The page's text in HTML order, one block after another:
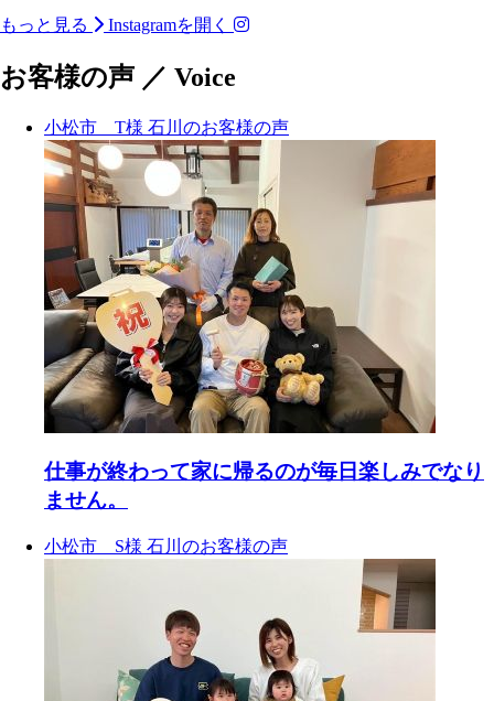
_______________________
__________________
明日は、この住まいで特
にこだわったポイントを
詳しくご紹介します。
い！
_______________________
__________________
リフォームのご相談はも
ちろんの事、
補助金や住まいに関する
お困り事など、お気軽に
お申し付けいただきたく
思います。
#喜多ハウジング #リフォ
ーム #平屋リノベーション
#住まいづくり #施工事例
___ 𝗔𝗯𝗼𝘂𝘁 𝘂𝘀
_______________________
_______
喜多ハウジング株式会社
福井県・石川県・富山県
でリフォーム一筋
@kitahousing_design
𝖲𝗍𝖺𝖿𝖿：
@kitahousing_recruit
𝗈𝗉𝖾𝗇：9:00〜17:00
_______________________
___________________
完成見学会
家。今では『住みたい』
と言われる古民家になり
受け継いだ祖父の家。
長い年月を重ねた住まい
には、
思い出や家族の歴史がた
くさん残っていました。
しかし、 深刻な雨漏れや
蟻害、 傷みが進んだ外
壁、 夏の暑さと冬の寒さ
など、
これから暮らしていくに
は多くの課題もありまし
た。
今回のリノベーションで
は、
築100年の趣ある佇まきを
大切に残しながら、
耐久性・断熱性・家事動
線を見直し、
家族みんなが快適に暮ら
せる住まいへ。
そんなリノベーションの
魅力を、 ぜひ現地でご体
場所：石川県小松市松梨
町乙53-1
___ 𝗔𝗯𝗼𝘂𝘁 𝘂𝘀
______________________
喜多ハウジング株式会社
福井県・石川県・富山県
大屋根の佇まいに白壁と
落ち着いたこげ茶色のコ
ントラストの外観。「ワ
クノウチ」の小屋裏まで
望む開放的な吹き抜けは
軽にお申し付けいただき
たく思います。是非一度
モデルハウスに遊びに来
てください。
#kitah_kominka
___ 𝗔𝗯𝗼𝘂𝘁 𝘂𝘀
喜多ハウジング株式会社
𝖲𝗍𝖺𝖿𝖿：
@kitahousing_recruit
𝗈𝗉𝖾𝗇：9:00〜17:00
𝖼𝗅𝗈𝗌𝖾：水曜｜日曜｜祝日
ン
_____________
築100年の古民家再生| 富
富山らしい「アズマダ
チ」の古民家、風格ある
大屋根の佇まいに白壁と
落ち着いたこげ茶色のコ
ントラストの外観。「ワ
クノウチ」の小屋裏まで
望む開放的な吹き抜けは
圧巻です。
築100年超の古民家がしつ
らえ、趣を活かし新しく
生まれ変わりました。
リフォームのご相談はも
ちろんの事、住まいに関
するお困り事など、お気
軽にお申し付けいただき
たく思います。是非一度
モデルハウスに遊びに来
てください。
#kitah_kominka
______________________
喜多ハウジング株式会社
福井県・石川県・富山県
𝖥𝗈𝗅𝗅𝗈𝗐 :
@kitahousing_design
_______________________
ン
築100年の古民家再生| 富
富山らしい「アズマダ
チ」の古民家、風格ある
大屋根の佇まいに白壁と
落ち着いたこげ茶色のコ
ントラストの外観。「ワ
クノウチ」の小屋裏まで
望む開放的な吹き抜けは
圧巻です。
築100年超の古民家がしつ
らえ、趣を活かし新しく
生まれ変わりました。
リフォームのご相談はも
ちろんの事、住まいに関
するお困り事など、お気
軽にお申し付けいただき
たく思います。是非一度
モデルハウスに遊びに来
てください。
#kitah_kominka
______________________
𝖥𝗈𝗅𝗅𝗈𝗐 :
@kitahousing_design
𝗈𝗉𝖾𝗇：9:00〜17:00
𝖼𝗅𝗈𝗌𝖾：水曜｜日曜｜祝日
_______________________
___________
現しました。
災害に備える レジリエン
ス性能 と、
毎日を快適に過ごせる 断
熱・収納計画。
【見学会情報】
場所：羽咋市酒井町
日程：11月中頃まで営業
日にはスタッフ常駐して
おります
特設ページより営業日の
ご確認をお願いいたしま
時間：10：00～16：00
でリフォーム一筋
𝖥𝗈𝗅𝗅𝗈𝗐 :
@kitahousing_design
𝖲𝗍𝖺𝖿𝖿：
@kitahousing_recruit
𝖼𝗅𝗈𝗌𝖾：水曜｜日曜｜祝日
二階建てから平屋へリノ
ベーション
_______________________
_____________
富な建築士と診断士が、
「安心」と「やすらぎ」
を兼ね備えた住まいを実
現しました。
災害に備える レジリエン
ス性能 と、
毎日を快適に過ごせる 断
熱・収納計画。
そして心地よさを高める
ジャパンディリゾートス
タイル。
お客様の暮らしに合わせ
て設計したからこそ、
平時も非常時も、安心し
て快適に暮らせる住まい
です。
【見学会情報】
場所：羽咋市酒井町
日程：11月中頃まで営業
日にはスタッフ常駐して
おります
特設ページより営業日の
す
時間：10：00～16：00
___ 𝗔𝗯𝗼𝘂𝘁 𝘂𝘀
喜多ハウジング株式会社
福井県・石川県・富山県
𝗈𝗉𝖾𝗇：9:00〜17:00
𝖼𝗅𝗈𝗌𝖾：水曜｜日曜｜祝日
二階建てから平屋へリノ
ベーション
_____________
富な建築士と診断士が、
「安心」と「やすらぎ」
を兼ね備えた住まいを実
現しました。
災害に備える レジリエン
ス性能 と、
毎日を快適に過ごせる 断
熱・収納計画。
そして心地よさを高める
ジャパンディリゾートス
タイル。
お客様の暮らしに合わせ
て設計したからこそ、
平時も非常時も、安心し
て快適に暮らせる住まい
です。
【見学会情報】
場所：羽咋市酒井町
日程：水・日・祝以外の
営業日に要予約
時間：10：00～16：00
______________________
𝖥𝗈𝗅𝗅𝗈𝗐 :
@kitahousing_design
𝗈𝗉𝖾𝗇：9:00〜17:00
𝖼𝗅𝗈𝗌𝖾：水曜｜日曜｜祝日
_______________________
___________
親の家が空き家になり、
これからの暮らしを考え
ると不安。
でも、アパート暮らしの
ままではちょっと物足り
タイルに合わせて
「ちょうどいい住まい」
を叶えることができま
す。
✓明るいリビングでくつ
ろぐ
✓自分好みのインテリア
✓家事も暮らしもシンプ
ルに
LDK
床：WOODONE ピノアー
ス 〈 @woodone.official
家具：ミヤモト家具 〈
洗面台：AQUAPiA スマイ
もっと見る Instagramを開く
お客様の声 ／ Voice
小松市 T様 石川のお客様の声
仕事が終わって家に帰るのが毎日楽しみでなり
ません。
小松市 S様 石川のお客様の声